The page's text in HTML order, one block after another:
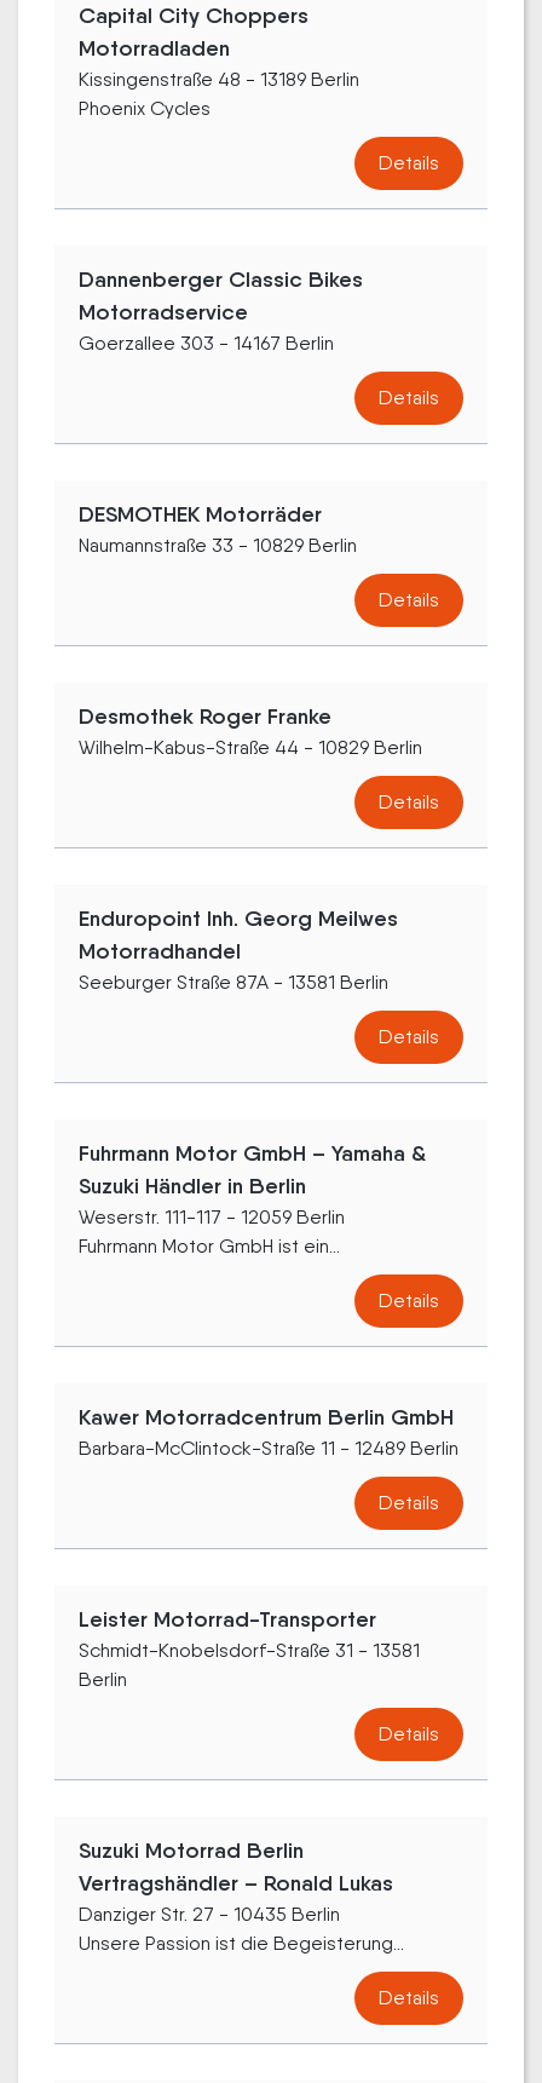
Capital City Choppers
Motorradladen
Kissingenstraße 48 - 13189 Berlin
Phoenix Cycles
Details
Dannenberger Classic Bikes
Motorradservice
Goerzallee 303 - 14167 Berlin
Details
DESMOTHEK Motorräder
Naumannstraße 33 - 10829 Berlin
Details
Desmothek Roger Franke
Wilhelm-Kabus-Straße 44 - 10829 Berlin
Details
Enduropoint Inh. Georg Meilwes
Motorradhandel
Seeburger Straße 87A - 13581 Berlin
Details
Fuhrmann Motor GmbH – Yamaha &
Suzuki Händler in Berlin
Weserstr. 111-117 - 12059 Berlin
Fuhrmann Motor GmbH ist ein...
Details
Kawer Motorradcentrum Berlin GmbH
Barbara-McClintock-Straße 11 - 12489 Berlin
Details
Leister Motorrad-Transporter
Schmidt-Knobelsdorf-Straße 31 - 13581
Berlin
Details
Suzuki Motorrad Berlin
Vertragshändler – Ronald Lukas
Danziger Str. 27 - 10435 Berlin
Unsere Passion ist die Begeisterung...
Details